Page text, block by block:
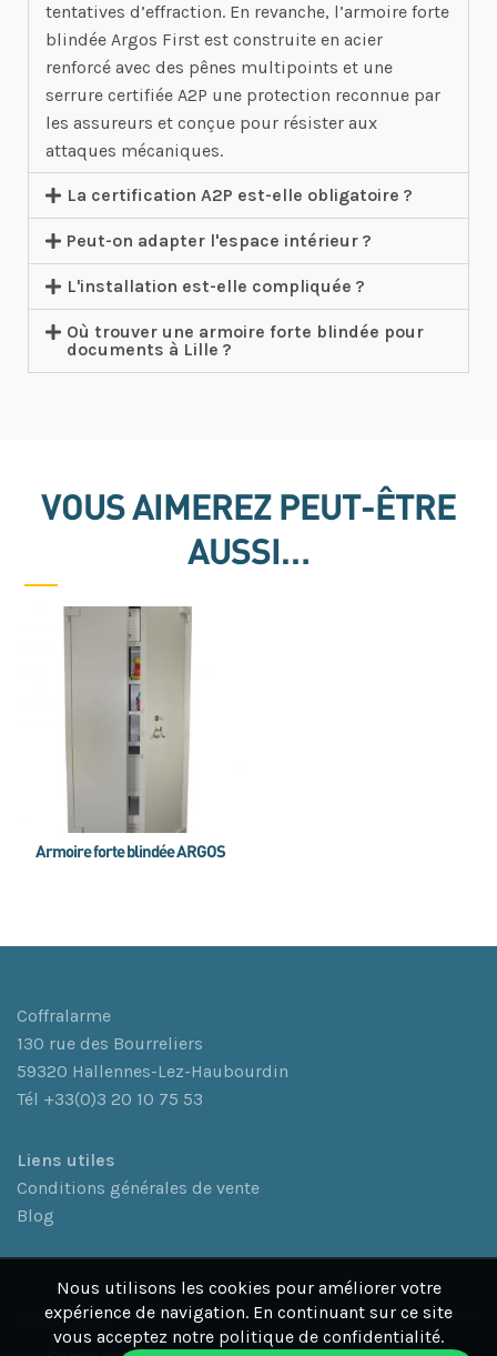
tentatives d’effraction. En revanche, l’armoire forte
blindée Argos First est construite en acier
renforcé avec des pênes multipoints et une
serrure certifiée A2P une protection reconnue par
les assureurs et conçue pour résister aux
attaques mécaniques.
La certification A2P est-elle obligatoire ?
Peut-on adapter l'espace intérieur ?
L'installation est-elle compliquée ?
Où trouver une armoire forte blindée pour
documents à Lille ?
VOUS AIMEREZ PEUT-ÊTRE
AUSSI…
Armoire forte blindée ARGOS
Coffralarme
130 rue des Bourreliers
59320 Hallennes-Lez-Haubourdin
Tél +33(0)3 20 10 75 53
Liens utiles
Conditions générales de vente
Blog
Nous utilisons les cookies pour améliorer votre
expérience de navigation. En continuant sur ce site
vous acceptez notre politique de confidentialité.